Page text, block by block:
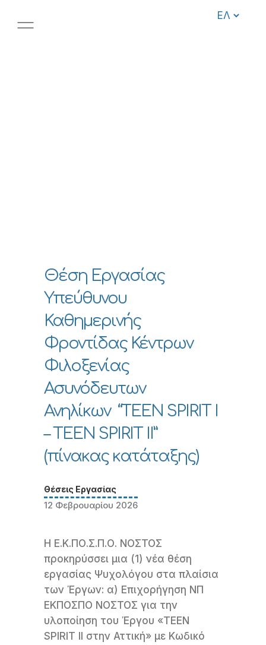
Θέση Εργασίας
Υπεύθυνου
Καθημερινής
Φροντίδας Κέντρων
Φιλοξενίας
Ασυνόδευτων
Ανηλίκων “TEEN SPIRIT I
– TEEN SPIRIT II”
(πίνακας κατάταξης)
Θέσεις Εργασίας
12 Φεβρουαρίου 2026
Η Ε.Κ.ΠΟ.Σ.Π.Ο. ΝΟΣΤΟΣ
προκηρύσσει μια (1) νέα θέση
εργασίας Ψυχολόγου στα πλαίσια
των Έργων: α) Επιχορήγηση ΝΠ
ΕΚΠΟΣΠΟ ΝΟΣΤΟΣ για την
υλοποίηση του Έργου «TEEN
SPIRIT II στην Αττική» με Κωδικό